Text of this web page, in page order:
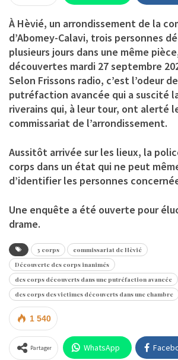
À Hèvié, un arrondissement de la
d’Abomey-Calavi, trois personnes
plusieurs jours dans une même
découvertes mardi 27 septembre
Selon Frissons radio, c’est l’odeur
putréfaction avancée qui a suscité
riverains qui, à leur tour, ont alerté
commissariat de l’arrondissement.
Aussitôt arrivée sur les lieux, la
corps dans un état qui ne peut
d’identifier les personnes
Une enquête a été ouverte pour
drame.
3 corps
commissariat de Hèvié
Découverte des corps inanimés
des corps découverts dans une putréfaction avancée
des corps des victimes découverts dans une chambre
1 540
Partager WhatsApp